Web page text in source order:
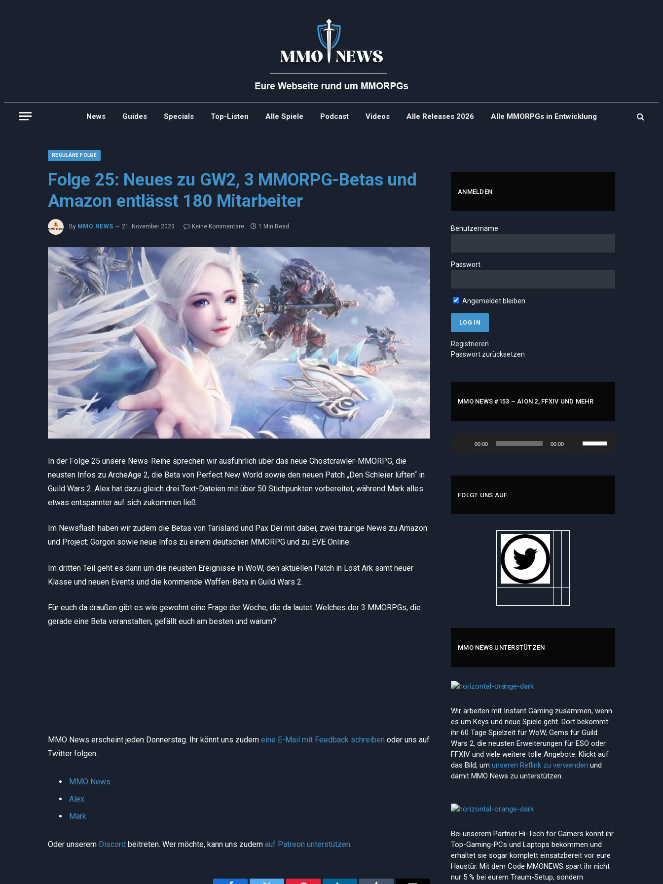
News Guides Specials Top-Listen Alle Spiele Podcast Videos Alle Releases 2026 Alle MMORPGs in Entwicklung
REGULÄRE FOLGE
Folge 25: Neues zu GW2, 3 MMORPG-Betas und
Amazon entlässt 180 Mitarbeiter
By MMO NEWS 21. November 2023 Keine Kommentare 1 Min Read
In der Folge 25 unsere News-Reihe sprechen wir ausführlich über das neue Ghostcrawler-MMORPG, die
neusten Infos zu ArcheAge 2, die Beta von Perfect New World sowie den neuen Patch „Den Schleier lüften“ in
Guild Wars 2. Alex hat dazu gleich drei Text-Dateien mit über 50 Stichpunkten vorbereitet, während Mark alles
etwas entspannter auf sich zukommen ließ.
Im Newsflash haben wir zudem die Betas von Tarisland und Pax Dei mit dabei, zwei traurige News zu Amazon
und Project: Gorgon sowie neue Infos zu einem deutschen MMORPG und zu EVE Online.
Im dritten Teil geht es dann um die neusten Ereignisse in WoW, den aktuellen Patch in Lost Ark samt neuer
Klasse und neuen Events und die kommende Waffen-Beta in Guild Wars 2.
Für euch da draußen gibt es wie gewohnt eine Frage der Woche, die da lautet: Welches der 3 MMORPGs, die
gerade eine Beta veranstalten, gefällt euch am besten und warum?
MMO News erscheint jeden Donnerstag. Ihr könnt uns zudem eine E-Mail mit Feedback schreiben oder uns auf
Twitter folgen:
MMO News
Alex
Mark
Oder unserem Discord beitreten. Wer möchte, kann uns zudem auf Patreon unterstützen.
ANMELDEN
Benutzername
Passwort
Angemeldet bleiben
Registrieren
Passwort zurücksetzen
MMO NEWS #153 – AION 2, FFXIV UND MEHR
00:00 00:00
FOLGT UNS AUF:
MMO NEWS UNTERSTÜTZEN
Wir arbeiten mit Instant Gaming zusammen, wenn
es um Keys und neue Spiele geht. Dort bekommt
ihr 60 Tage Spielzeit für WoW, Gems für Guild
Wars 2, die neusten Erweiterungen für ESO oder
FFXIV und viele weitere tolle Angebote. Klickt auf
das Bild, um unseren Reflink zu verwenden und
damit MMO News zu unterstützen.
Bei unserem Partner Hi-Tech for Gamers könnt ihr
Top-Gaming-PCs und Laptops bekommen und
erhaltet sie sogar komplett einsatzbereit vor eure
Haustür. Mit dem Code MMONEWS spart ihr nicht
nur 5 % bei eurem Traum-Setup, sondern